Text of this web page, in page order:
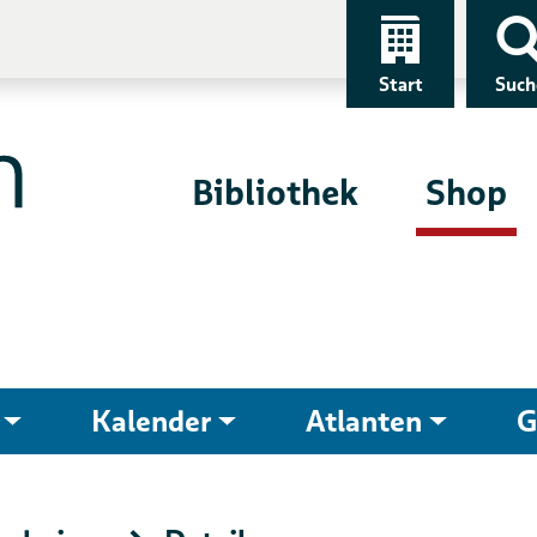
Start
Bibliothek Shop
Kalender Atlanten